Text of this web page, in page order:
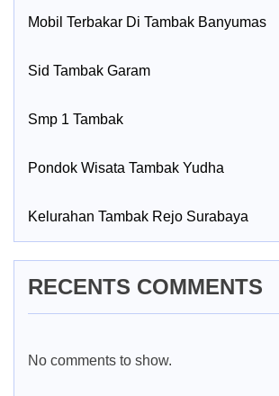
Mobil Terbakar Di Tambak Banyumas
Sid Tambak Garam
Smp 1 Tambak
Pondok Wisata Tambak Yudha
Kelurahan Tambak Rejo Surabaya
RECENTS COMMENTS
No comments to show.